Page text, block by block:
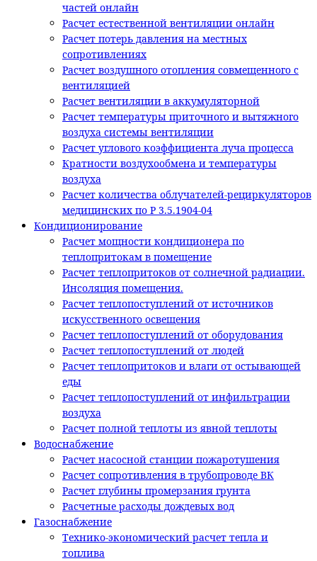
частей онлайн
Расчет естественной вентиляции онлайн
Расчет потерь давления на местных
сопротивлениях
Расчет воздушного отопления совмещенного с
вентиляцией
Расчет вентиляции в аккумуляторной
Расчет температуры приточного и вытяжного
воздуха системы вентиляции
Расчет углового коэффициента луча процесса
Кратности воздухообмена и температуры
воздуха
Расчет количества облучателей-рециркуляторов
медицинских по Р 3.5.1904-04
Кондиционирование
Расчет мощности кондиционера по
теплопритокам в помещение
Расчет теплопритоков от солнечной радиации.
Инсоляция помещения.
Расчет теплопоступлений от источников
искусственного освещения
Расчет теплопоступлений от оборудования
Расчет теплопоступлений от людей
Расчет теплопритоков и влаги от остывающей
еды
Расчет теплопоступлений от инфильтрации
воздуха
Расчет полной теплоты из явной теплоты
Водоснабжение
Расчет насосной станции пожаротушения
Расчет сопротивления в трубопроводе ВК
Расчет глубины промерзания грунта
Расчетные расходы дождевых вод
Газоснабжение
Технико-экономический расчет тепла и
топлива